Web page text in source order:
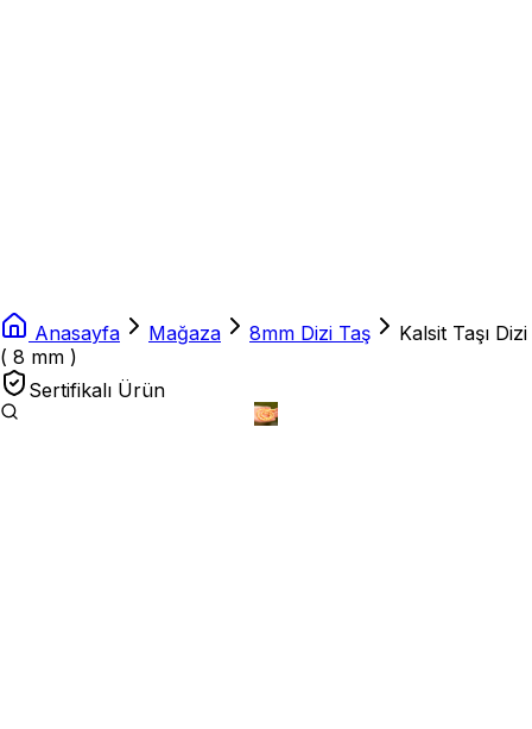
Anasayfa Mağaza 8mm Dizi Taş
Kalsit Taşı Dizi
( 8 mm )
Sertifikalı Ürün